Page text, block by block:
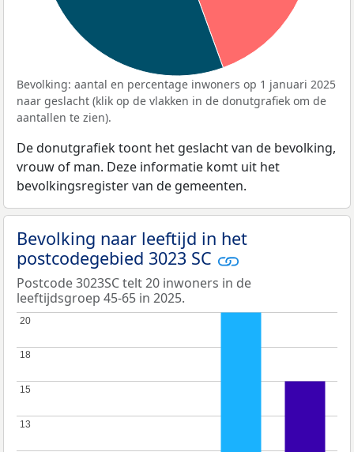
Bevolking: aantal en percentage inwoners op 1 januari 2025
naar geslacht (klik op de vlakken in de donutgrafiek om de
aantallen te zien).
De donutgrafiek toont het geslacht van de bevolking,
vrouw of man. Deze informatie komt uit het
bevolkingsregister van de gemeenten.
Bevolking naar leeftijd in het
postcodegebied 3023 SC
Postcode 3023SC telt 20 inwoners in de
leeftijdsgroep 45-65 in 2025.
13
13
15
15
18
18
20
20